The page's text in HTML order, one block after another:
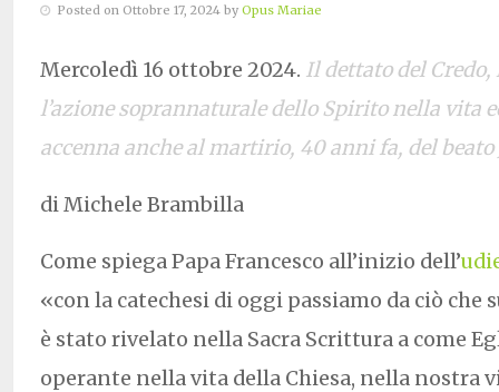
Posted on Ottobre 17, 2024 by Opus Mariae
Mercoledì 16 ottobre 2024. Il dettato del
l’azione soprannaturale dello Spirito nella vita
accenna anche al martirio, 40 anni fa, del beato
di Michele Brambilla
Come spiega Papa Francesco all’inizio dell’
«con la catechesi di oggi passiamo da ciò che
è stato rivelato nella Sacra Scrittura a come
operante nella vita della Chiesa, nella nostra